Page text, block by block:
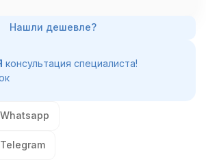
консультация специалиста!